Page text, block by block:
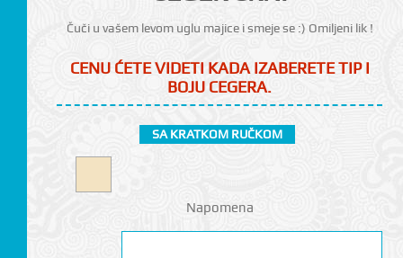
Čuči u vašem levom uglu majice i smeje se :) Omiljeni lik !
CENU ĆETE VIDETI KADA IZABERETE TIP I
BOJU CEGERA.
SA KRATKOM RUČKOM
Napomena